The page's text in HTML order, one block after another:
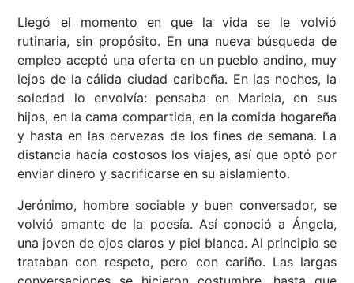
Llegó el momento en que la vida se le volvió
rutinaria, sin propósito. En una nueva búsqueda de
empleo aceptó una oferta en un pueblo andino, muy
lejos de la cálida ciudad caribeña. En las noches, la
soledad lo envolvía: pensaba en Mariela, en sus
hijos, en la cama compartida, en la comida hogareña
y hasta en las cervezas de los fines de semana. La
distancia hacía costosos los viajes, así que optó por
enviar dinero y sacrificarse en su aislamiento.
Jerónimo, hombre sociable y buen conversador, se
volvió amante de la poesía. Así conoció a Ángela,
una joven de ojos claros y piel blanca. Al principio se
trataban con respeto, pero con cariño. Las largas